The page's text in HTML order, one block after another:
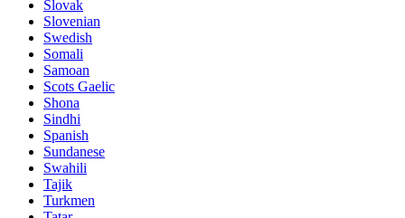
Slovak
Slovenian
Swedish
Somali
Samoan
Scots Gaelic
Shona
Sindhi
Spanish
Sundanese
Swahili
Tajik
Turkmen